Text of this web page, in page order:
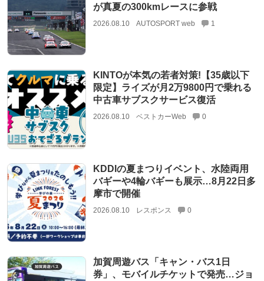
が真夏の300kmレースに参戦
2026.08.10 AUTOSPORT web 1
KINTOが本気の若者対策!【35歳以下
限定】ライズが月2万9800円で乗れる
中古車サブスクサービス復活
2026.08.10 ベストカーWeb 0
KDDIの夏まつりイベント、水陸両用
バギーや4輪バギーも展示…8月22日多
摩市で開催
2026.08.10 レスポンス 0
加賀周遊バス「キャン・バス1日
券」、モバイルチケットで発売…ジョ